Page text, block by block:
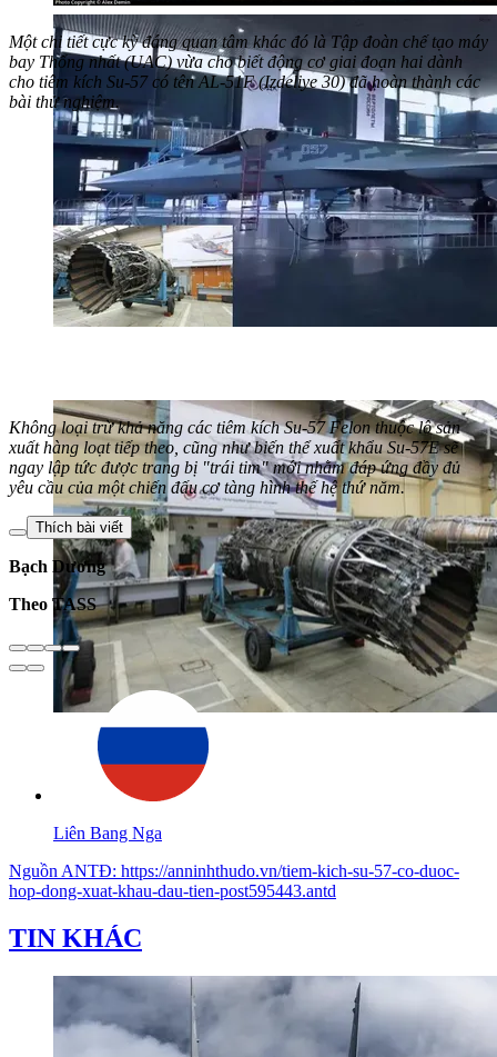
Một chi tiết cực kỳ đáng quan tâm khác đó là Tập đoàn chế tạo máy
bay Thống nhất (UAC) vừa cho biết động cơ giai đoạn hai dành
cho tiêm kích Su-57 có tên AL-51F (Izdeliye 30) đã hoàn thành các
bài thử nghiệm.
Không loại trừ khả năng các tiêm kích Su-57 Felon thuộc lô sản
xuất hàng loạt tiếp theo, cũng như biến thể xuất khẩu Su-57E sẽ
ngay lập tức được trang bị "trái tim" mới nhằm đáp ứng đầy đủ
yêu cầu của một chiến đấu cơ tàng hình thế hệ thứ năm.
Thích bài viết
Bạch Dương
Theo TASS
Liên Bang Nga
Nguồn ANTĐ: https://anninhthudo.vn/tiem-kich-su-57-co-duoc-
hop-dong-xuat-khau-dau-tien-post595443.antd
TIN KHÁC